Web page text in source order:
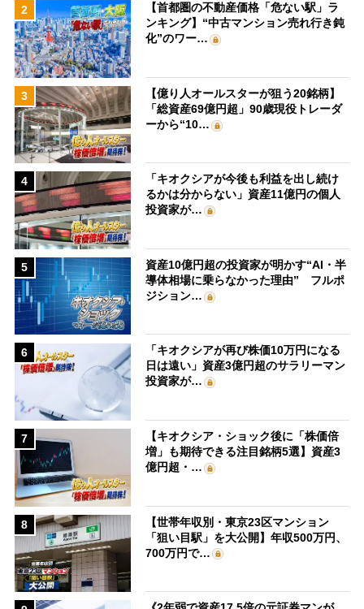
2
【首都圏の不動産価格「危ない駅」ラ
ンキング】“中古マンション売れ行き鈍
化”のワー…
3
【億り人オールスターが狙う20銘柄】
「総資産69億円超」90歳現役トレーダ
ーから“10…
4
「キオクシアが今後も利益を出し続け
るかは分からない」資産11億円の個人
投資家が…
5
資産10億円超の投資家が明かす“AI・半
導体相場に乗らなかった理由” フルポ
ジション…
6
「キオクシアが再び株価10万円になる
日は遠い」資産3億円超のサラリーマン
投資家が…
7
【キオクシア・ショック後に「株価倍
増」も期待できる注目銘柄5選】資産3
億円超・…
8
【世帯年収別・東京23区マンション
「狙い目駅」を大公開】年収500万円、
700万円で…